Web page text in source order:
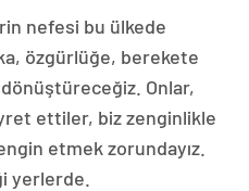
nefesi bu ülkede
özgürlüğe, berekete
Onlar,
ettiler, biz zenginlikle
etmek zorundayız.
yerlerde.